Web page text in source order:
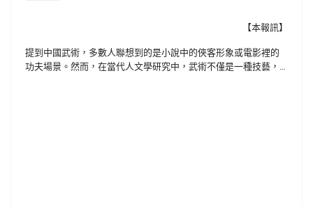
【本報訊】
提到中國武術，多數人聯想到的是小說中的俠客形象或電影裡的
功夫場景。然而，在當代人文學研究中，武術不僅是一種技藝，